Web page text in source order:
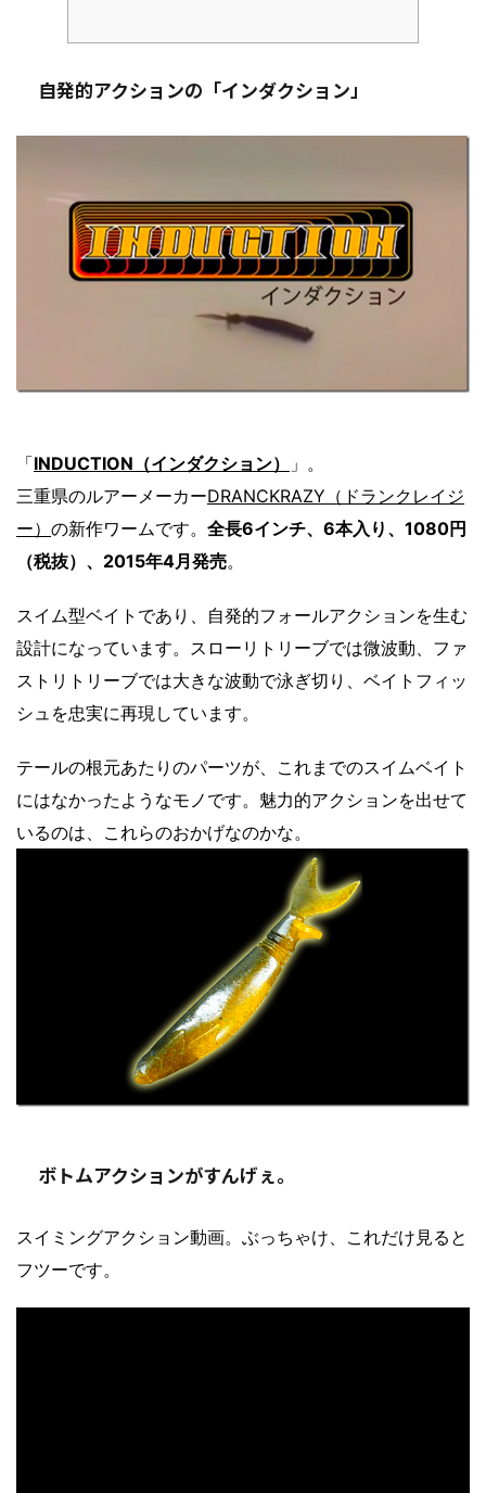
自発的アクションの「インダクション」
「INDUCTION（インダクション）
」。
三重県のルアーメーカーDRANCKRAZY（ドランクレイジ
ー） の新作ワームです。 全長6インチ、6本入り、1080円
（税抜）、2015年4月発売。
スイム型ベイトであり、自発的フォールアクションを生む
設計になっています。スローリトリーブでは微波動、ファ
ストリトリーブでは大きな波動で泳ぎ切り、ベイトフィッ
シュを忠実に再現しています。
テールの根元あたりのパーツが、これまでのスイムベイト
にはなかったようなモノです。魅力的アクションを出せて
いるのは、これらのおかげなのかな。
ボトムアクションがすんげぇ。
スイミングアクション動画。ぶっちゃけ、これだけ見ると
フツーです。